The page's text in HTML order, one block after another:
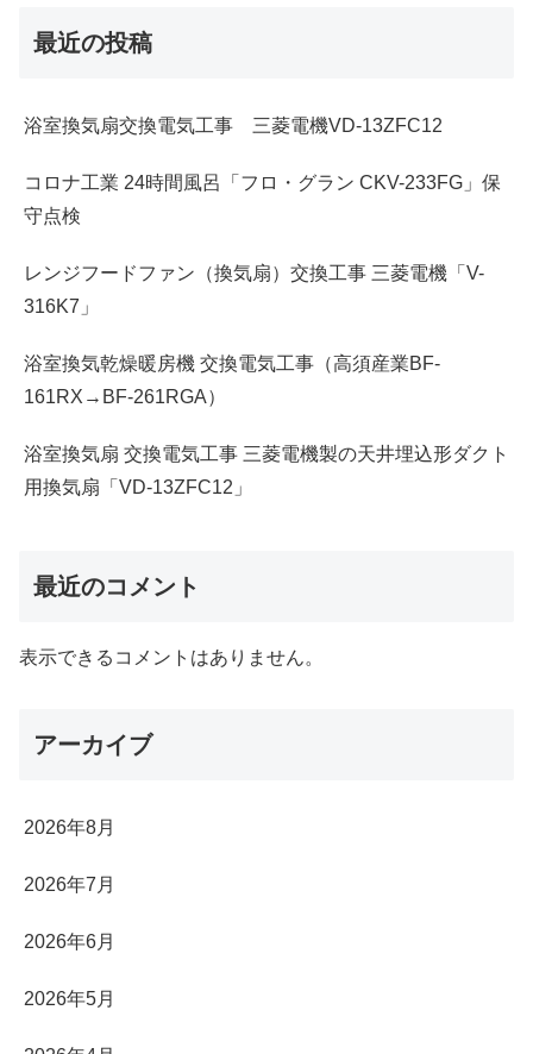
最近の投稿
浴室換気扇交換電気工事 三菱電機VD-13ZFC12
コロナ工業 24時間風呂「フロ・グラン CKV-233FG」保
守点検
レンジフードファン（換気扇）交換工事 三菱電機「V-
316K7」
浴室換気乾燥暖房機 交換電気工事（高須産業BF-
161RX→BF-261RGA）
浴室換気扇 交換電気工事 三菱電機製の天井埋込形ダクト
用換気扇「VD-13ZFC12」
最近のコメント
表示できるコメントはありません。
アーカイブ
2026年8月
2026年7月
2026年6月
2026年5月